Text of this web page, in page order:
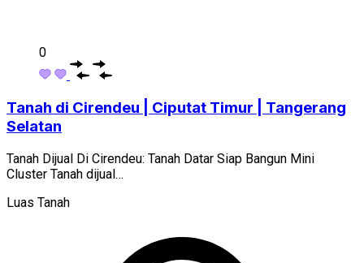
0
Tanah di Cirendeu | Ciputat Timur | Tangerang
Selatan
Tanah Dijual Di Cirendeu: Tanah Datar Siap Bangun Mini
Cluster Tanah dijual…
Luas Tanah